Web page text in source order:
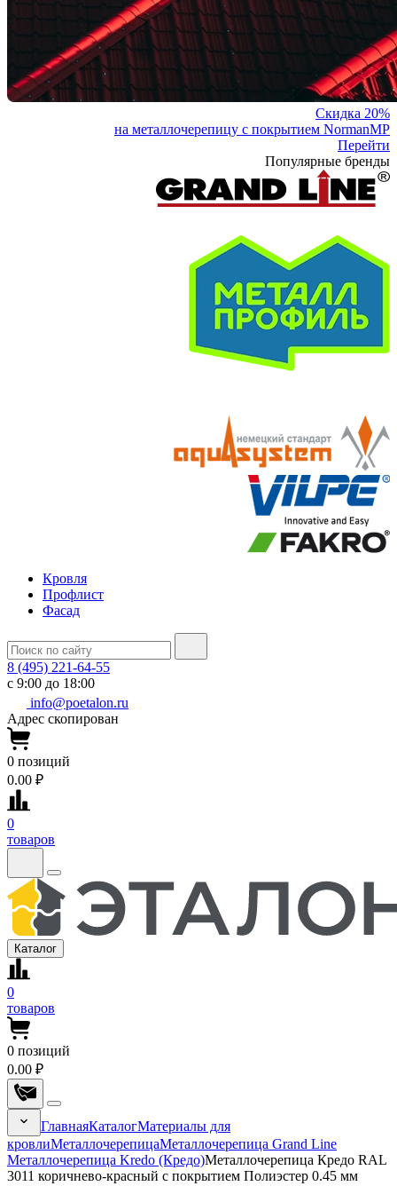
Скидка 20%
на металлочерепицу с покрытием NormanMP
Перейти
Популярные бренды
Кровля
Профлист
Фасад
8 (495) 221-64-55
с 9:00 до 18:00
info@poetalon.ru
Адрес скопирован
0 позиций
0.00 ₽
0
товаров
Каталог
0
товаров
0 позиций
0.00 ₽
ГлавнаяКаталогМатериалы для
кровлиМеталлочерепицаМеталлочерепица Grand Line
Металлочерепица Kredo (Кредо)Металлочерепица Кредо RAL
3011 коричнево-красный с покрытием Полиэстер 0.45 мм